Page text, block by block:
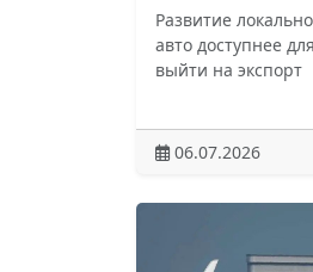
Развитие
авто доступнее
выйти на экспорт
06.07.2026